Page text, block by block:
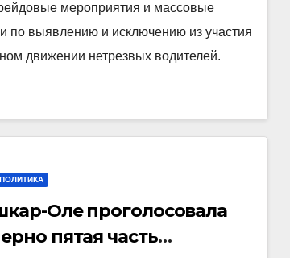
мероприятия и массовые
по выявлению и исключению из участия
движении нетрезвых водителей.
Оле проголосовала
пятая часть